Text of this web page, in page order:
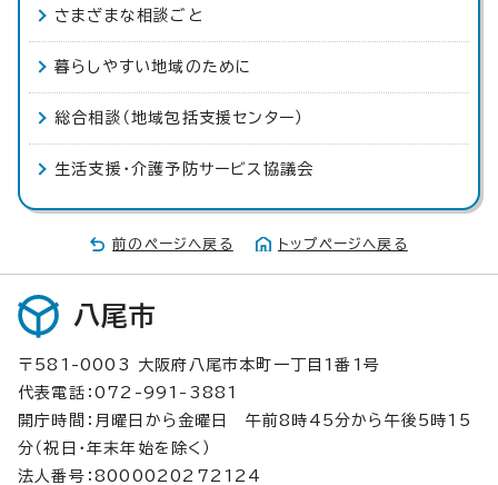
さまざまな相談ごと
暮らしやすい地域のために
総合相談（地域包括支援センター）
生活支援・介護予防サービス協議会
前のページへ戻る トップページへ戻る
八尾市
〒581-0003 大阪府八尾市本町一丁目1番1号
代表電話：072-991-3881
開庁時間：月曜日から金曜日 午前8時45分から午後5時15
分（祝日・年末年始を除く）
法人番号：8000020272124